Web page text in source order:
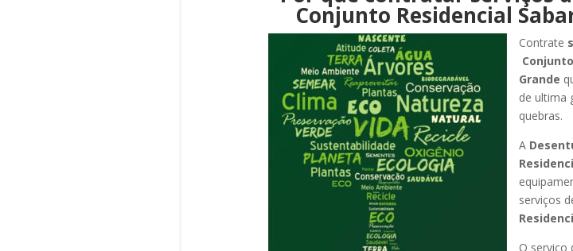
Conjunto Residencial
Contrate
Grande
de ultima
quebras.
A
serviços
O serviço